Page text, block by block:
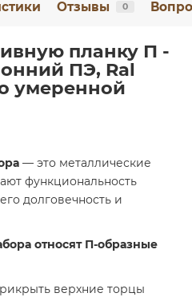
Отзывы 0
планку П -
ПЭ, Ral
умеренной
— это металлические
функциональность
долговечность и
относят П-образные
верхние торцы